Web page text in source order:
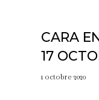
CARA
17
1 octobre 2020